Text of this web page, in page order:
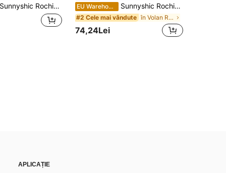
Sunnyshic Rochie de damă casual, de vacanță, versatilă, la modă, cu imprimeu boem, fără spate, cu nod și fundă, primăvară/vară EU Warehouse Sunnyshic Rochie mini neagră pentru femei, cu imprimeu cu buline, de vară cu dantelă, decolteu în V, fără spate, cu legături în talie, tiv dublu cu volane, elegantă, vintage, casual, pentru vacanță, la plajă, dulce, romantică, versatilă
#2 Cele mai vândute în Volan Rochii pentru femei
74,24Lei
APLICAȚIE